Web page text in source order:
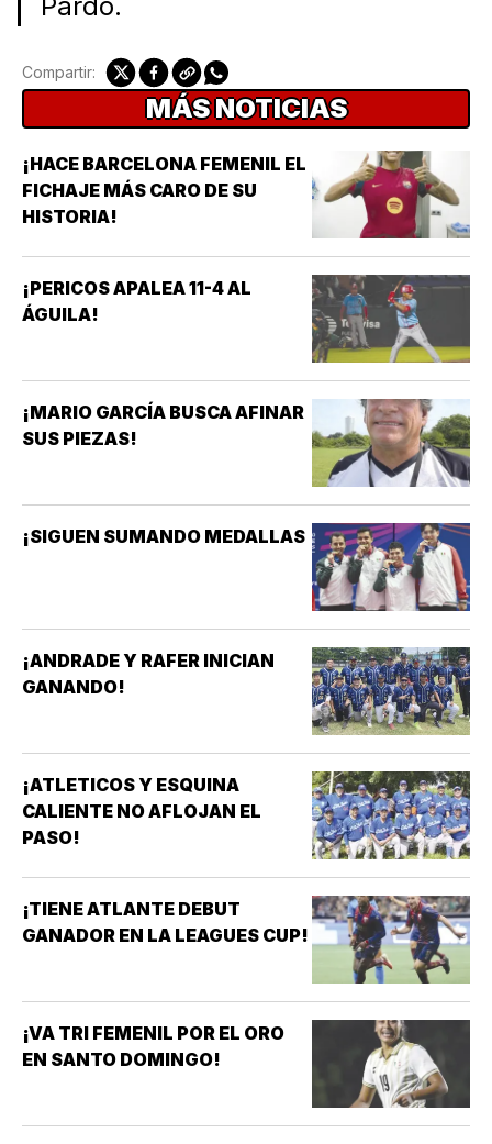
Compartir:
MÁS NOTICIAS
¡HACE BARCELONA FEMENIL EL
FICHAJE MÁS CARO DE SU
HISTORIA!
¡PERICOS APALEA 11-4 AL
ÁGUILA!
¡MARIO GARCÍA BUSCA AFINAR
SUS PIEZAS!
¡SIGUEN SUMANDO MEDALLAS
¡ANDRADE Y RAFER INICIAN
GANANDO!
¡ATLETICOS Y ESQUINA
CALIENTE NO AFLOJAN EL
PASO!
¡TIENE ATLANTE DEBUT
GANADOR EN LA LEAGUES CUP!
¡VA TRI FEMENIL POR EL ORO
EN SANTO DOMINGO!